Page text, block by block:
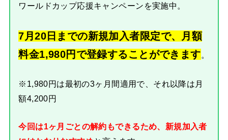
ワールドカップ応援キャンペーンを実施中。
7月20日までの新規加入者限定で、月額
料金1,980円で登録することができます
※1,980円は最初の3ヶ月間適用で、それ以降は月
額4,200円
今回は1ヶ月ごとの解約もできるため、新規加入者